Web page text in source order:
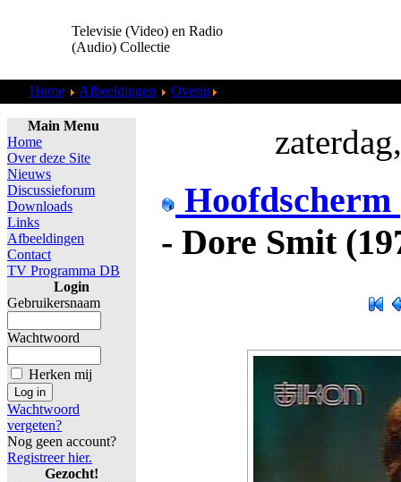
Televisie (Video) en Radio
(Audio) Collectie
Home Afbeeldingen Overig
Main Menu
Home
Over deze Site
Nieuws
Discussieforum
Downloads
Links
Afbeeldingen
Contact
TV Programma DB
Login
Gebruikersnaam
Wachtwoord
Herken mij
Wachtwoord
vergeten?
Nog geen account?
Registreer hier.
Gezocht!
Hoofdscherm
- Dore Smit